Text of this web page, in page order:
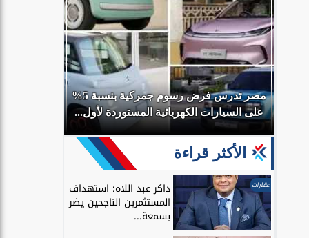
مصر تدرس فرض رسوم جمركية بنسبة 5%
على السيارات الكهربائية المستوردة لأول...
الأكثر قراءة
عقارات داكر عبد اللاه: استهداف
المستثمرين الناجحين يضر
بسمعة...